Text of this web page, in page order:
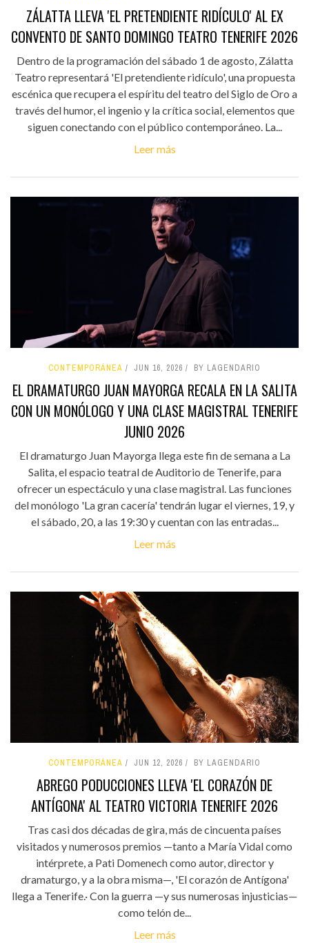
ZÁLATTA LLEVA 'EL PRETENDIENTE RIDÍCULO' AL EX
CONVENTO DE SANTO DOMINGO TEATRO TENERIFE 2026
Dentro de la programación del sábado 1 de agosto, Zálatta
Teatro representará 'El pretendiente ridículo', una propuesta
escénica que recupera el espíritu del teatro del Siglo de Oro a
través del humor, el ingenio y la crítica social, elementos que
siguen conectando con el público contemporáneo. La...
Leer más
CONTEMPORÁNEA JUN 16, 2026 BY LAGENDARIO
EL DRAMATURGO JUAN MAYORGA RECALA EN LA SALITA
CON UN MONÓLOGO Y UNA CLASE MAGISTRAL TENERIFE
JUNIO 2026
El dramaturgo Juan Mayorga llega este fin de semana a La
Salita, el espacio teatral de Auditorio de Tenerife, para
ofrecer un espectáculo y una clase magistral. Las funciones
del monólogo 'La gran cacería' tendrán lugar el viernes, 19, y
el sábado, 20, a las 19:30 y cuentan con las entradas...
Leer más
CONTEMPORÁNEA JUN 12, 2026 BY LAGENDARIO
ABREGO PODUCCIONES LLEVA 'EL CORAZÓN DE
ANTÍGONA' AL TEATRO VICTORIA TENERIFE 2026
Tras casi dos décadas de gira, más de cincuenta países
visitados y numerosos premios —tanto a María Vidal como
intérprete, a Pati Domenech como autor, director y
dramaturgo, y a la obra misma—, 'El corazón de Antígona'
llega a Tenerife.· Con la guerra —y sus numerosas injusticias—
como telón de...
Leer más